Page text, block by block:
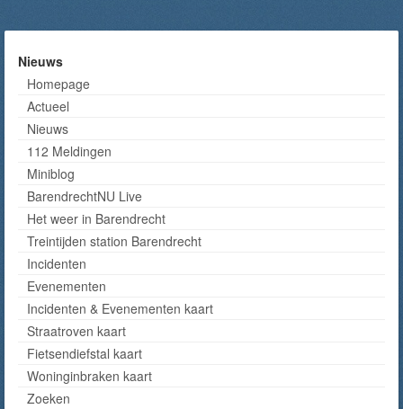
Nieuws
Homepage
Actueel
Nieuws
112 Meldingen
Miniblog
BarendrechtNU Live
Het weer in Barendrecht
Treintijden station Barendrecht
Incidenten
Evenementen
Incidenten & Evenementen kaart
Straatroven kaart
Fietsendiefstal kaart
Woninginbraken kaart
Zoeken